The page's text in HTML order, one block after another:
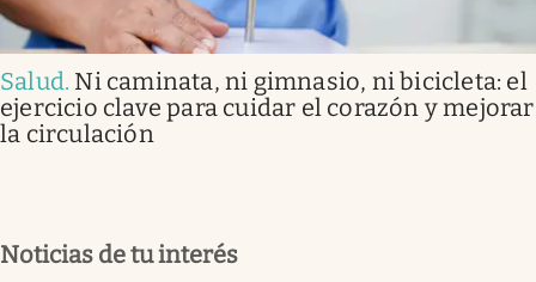
Salud. Ni caminata, ni gimnasio, ni bicicleta: el
ejercicio clave para cuidar el corazón y mejorar
la circulación
Noticias de tu interés